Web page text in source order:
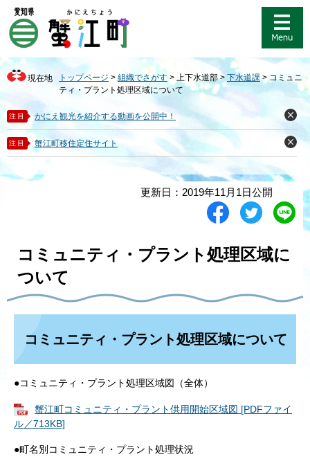
ジ
先
頭
で
す
。
ュ
を
飛
ば
し
て
本
文
現在地 トップページ > 組織でさがす > 上下水道部 > 下水道課 > コミュニ
ティ・プラント処理区域について
注目 かにえ観光を紹介する動画を公開中！
閉
じ
る
注目 蟹江町移住定住サイト
閉
じ
更新日：2019年11月1日公開
シ
す
る
ツ
ト
す
L
で
コミュニティ・プラント処理区域に
ついて
コミュニティ・プラント処理区域について
●コミュニティ・プラント処理区域図（全体）
蟹江町コミュニティ・プラント供用開始区域図 [PDFファイ
ル／713KB]
●町名別コミュニティ・プラント処理状況